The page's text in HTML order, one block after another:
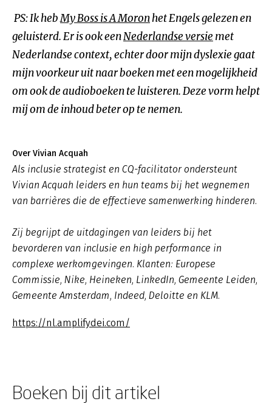
PS: Ik hebMy Boss is A Moronhet Engels gelezen en
geluisterd. Er is ook eenNederlandse versie met
Nederlandse context, echter door mijn dyslexie gaat
mijn voorkeur uit naar boeken met een mogelijkheid
om ook de audioboeken te luisteren. Deze vorm helpt
mij om de inhoud beter op te nemen.
Over Vivian Acquah
Als inclusie strategist en CQ-facilitator ondersteunt
Vivian Acquah leiders en hun teams bij het wegnemen
van barrières die de effectieve samenwerking hinderen.
Zij begrijpt de uitdagingen van leiders bij het
bevorderen van inclusie en high performance in
complexe werkomgevingen. Klanten: Europese
Commissie, Nike, Heineken, LinkedIn, Gemeente Leiden,
Gemeente Amsterdam, Indeed, Deloitte en KLM.
https://nl.amplifydei.com/
Boeken bij dit artikel